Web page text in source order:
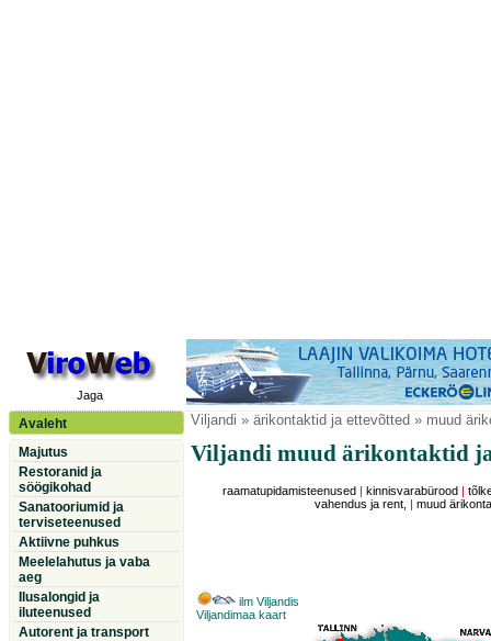
Jaga
Avaleht
Majutus
Restoranid ja
söögikohad
Sanatooriumid ja
terviseteenused
Aktiivne puhkus
Meelelahutus ja vaba
aeg
Ilusalongid ja
iluteenused
Autorent ja transport
Viljandi » ärikontaktid ja ettevõtted » muud
Viljandi muud ärikontaktid
raamatupidamisteenused kinnisvarabürood |
vahendus ja rent,
|muud
ilm Viljandis
Viljandimaa kaart